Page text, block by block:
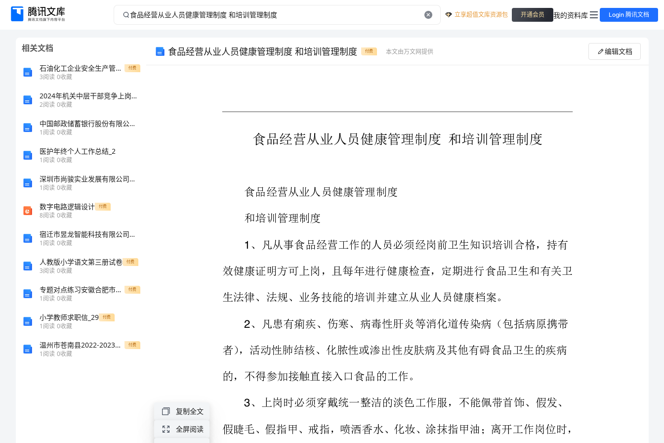
食
立享超值文库资源包 开通会员 我的资料库 Login 腾讯文档
相关文档
石油化工企业安全生产管理范文 付费
3阅读 0收藏
2024年机关中层干部竞争上岗演讲稿
2阅读 0收藏
中国邮政储蓄银行股份有限公司邯郸市峰峰矿区支行介绍企业发展分析报告
1阅读 0收藏
医护年终个人工作总结_2
1阅读 0收藏
深圳市尚骏实业发展有限公司介绍企业发展分析报告
1阅读 0收藏
数字电路逻辑设计 付费
8阅读 0收藏
宿迁市昱龙智能科技有限公司介绍企业发展分析报告
1阅读 0收藏
人教版小学语文第三册试卷 付费
3阅读 0收藏
专题对点练习安徽合肥市庐江县二中数学七年级上册一元一次方程定向练习试题（含答案解析） 付费
1阅读 0收藏
小学教师求职信_29 付费
1阅读 0收藏
温州市苍南县2022-2023学年中考猜题化学试卷含解析 付费
1阅读 0收藏
食品经营从业人员健康管理制度 和培训管理制度 付费 本文由万文网提供 编辑文档
、必须注意个人清洁卫生，常洗澡、换衣、修剪指甲、洗发，做到
食品经营从业人员健康管理制度和培训管理制度
、凡患有痢疾、伤寒、病毒性肝炎等消化道传染病（包括病原携带
者），活动性肺结核、化脓性或渗出性皮肤病及其他有碍食品卫生的疾病
的，不得参加接触直接入口食品的工作。
要换下工作服，不得将工作服穿离工作岗；工作服及工作帽应经常换洗，
保持清洁、干净。
复制全文
全屏阅读